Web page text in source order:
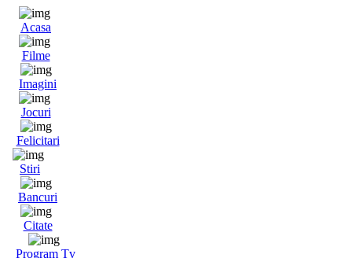
Acasa
Filme
Imagini
Jocuri
Felicitari
Stiri
Bancuri
Citate
Program Tv